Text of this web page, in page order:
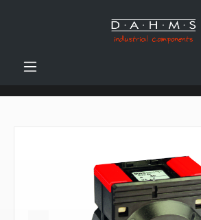
Zum Hauptinhalt springen
Bildergalerie überspringen